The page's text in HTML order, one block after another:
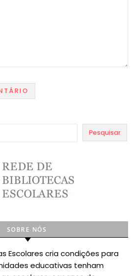
Pesquisar
SOBRE NÓS
Escolares cria condições para
educativas tenham